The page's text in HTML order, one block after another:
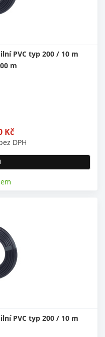
PVC typ 200 / 10 m
m
Kč
DPH
PVC typ 200 / 10 m